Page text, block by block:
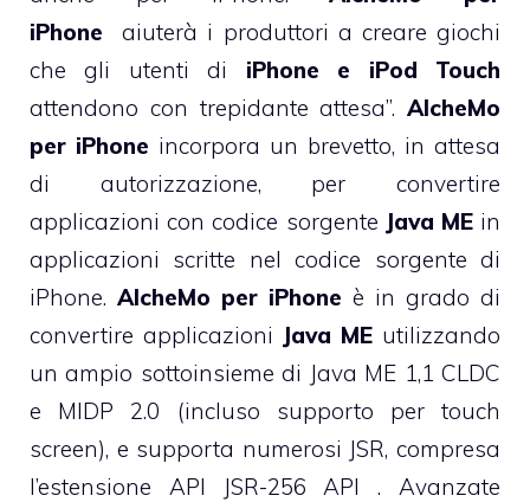
iPhone aiuterà i produttori a creare giochi
che gli utenti di iPhone e iPod Touch
attendono con trepidante attesa”. AlcheMo
per iPhone incorpora un brevetto, in attesa
di autorizzazione, per convertire
applicazioni con codice sorgente Java ME in
applicazioni scritte nel codice sorgente di
iPhone. AlcheMo per iPhone è in grado di
convertire applicazioni Java ME utilizzando
un ampio sottoinsieme di Java ME 1,1 CLDC
e MIDP 2.0 (incluso supporto per touch
screen), e supporta numerosi JSR, compresa
l’estensione API JSR-256 API . Avanzate